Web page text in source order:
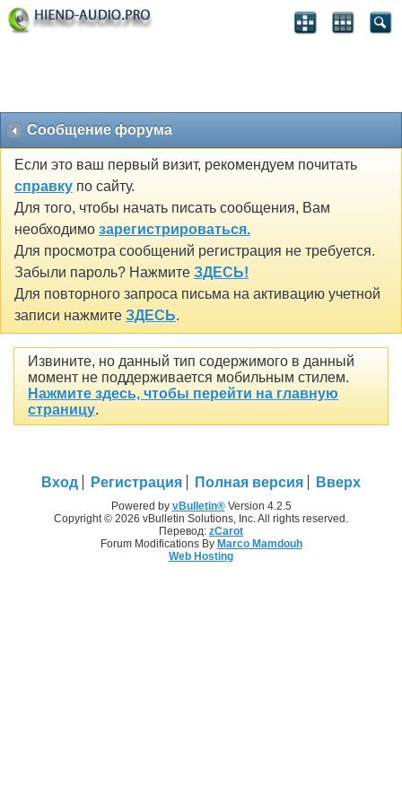
Сообщение форума
Если это ваш первый визит, рекомендуем почитать
справку по сайту.
Для того, чтобы начать писать сообщения, Вам
необходимо зарегистрироваться.
Для просмотра сообщений регистрация не требуется.
Забыли пароль? Нажмите ЗДЕСЬ!
Для повторного запроса письма на активацию учетной
записи нажмите ЗДЕСЬ.
Извините, но данный тип содержимого в данный
момент не поддерживается мобильным стилем.
Нажмите здесь, чтобы перейти на главную
страницу.
Вход Регистрация Полная версия Вверх
Powered by vBulletin®Version 4.2.5
Copyright © 2026 vBulletin Solutions, Inc. All rights reserved.
Перевод: zCarot
Forum Modifications By Marco Mamdouh
Web Hosting